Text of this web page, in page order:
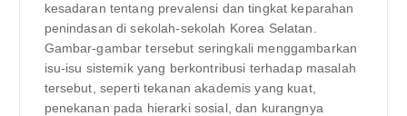
kesadaran tentang prevalensi dan tingkat keparahan
penindasan di sekolah-sekolah Korea Selatan.
Gambar-gambar tersebut seringkali menggambarkan
isu-isu sistemik yang berkontribusi terhadap masalah
tersebut, seperti tekanan akademis yang kuat,
penekanan pada hierarki sosial, dan kurangnya